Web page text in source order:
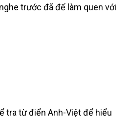
trước đã để làm quen với
tra từ điển Anh-Việt để hiểu